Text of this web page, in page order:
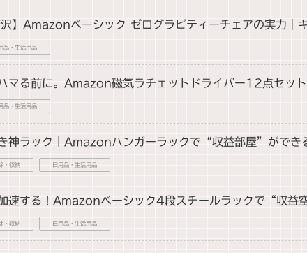
】Amazonベーシック ゼログラビティーチェアの実力｜
品・生活用品
マる前に。Amazon磁気ラチェットドライバー12点セッ
品・生活用品
神ラック｜Amazonハンガーラックで“収益部屋”ができ
・収納 日用品・生活用品
速する！Amazonベーシック4段スチールラックで“収益
・収納 日用品・生活用品